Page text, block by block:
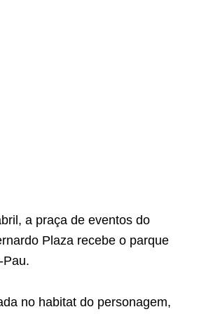
a praça de eventos do
Plaza recebe o parque
Pau.
no habitat do personagem,